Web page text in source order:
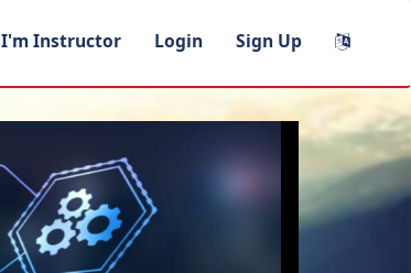
I'm Instructor Login Sign Up